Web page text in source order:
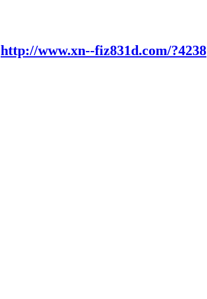
http://www.xn--fiz831d.com/?4238